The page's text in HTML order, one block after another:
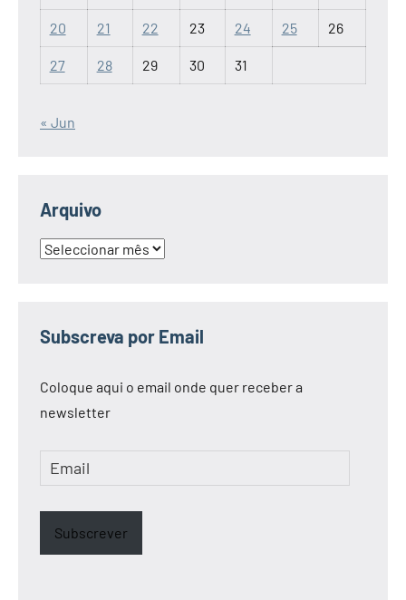
20 21 22 23 24 25 26
27 28 29 30 31
« Jun
Arquivo
Arquivo
Subscreva por Email
Coloque aqui o email onde quer receber a
newsletter
Email
Subscrever